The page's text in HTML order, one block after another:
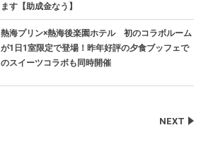
ます【助成金なう】
熱海プリン×熱海後楽園ホテル 初のコラボルーム
が1日1室限定で登場！昨年好評の夕食ブッフェで
のスイーツコラボも同時開催
NEXT